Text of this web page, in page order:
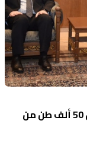
وزير العمل من عين التينة: العراق سيرسل 50 ألف طن من